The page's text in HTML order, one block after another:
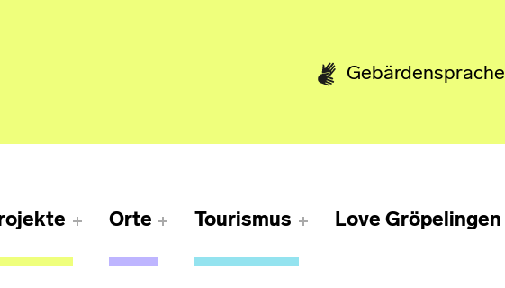
Gebärdensprache
Orte Tourismus Love Gröpelingen